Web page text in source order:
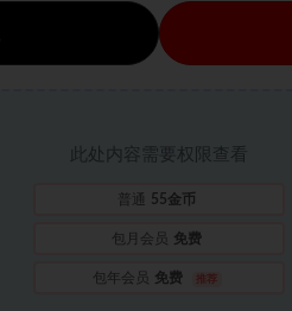
此处内容需要权限查看
普通 55金币
包月会员 免费
包年会员 免费 推荐